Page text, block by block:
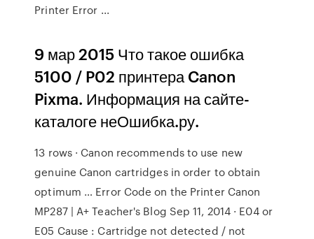
Printer Error ...
9 мар 2015 Что такое ошибка
5100 / P02 принтера Canon
Pixma. Информация на сайте-
каталоге неОшибка.ру.
13 rows · Canon recommends to use new
genuine Canon cartridges in order to obtain
optimum … Error Code on the Printer Canon
MP287 | A+ Teacher's Blog Sep 11, 2014 · E04 or
E05 Cause : Cartridge not detected / not